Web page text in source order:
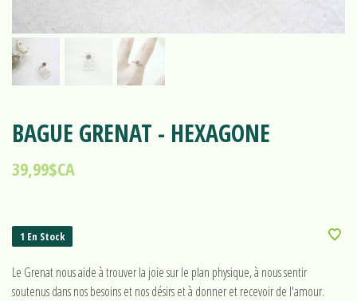
BAGUE GRENAT - HEXAGONE
39,99$CA
1 En Stock
Le Grenat nous aide à trouver la joie sur le plan physique, à nous sentir
soutenus dans nos besoins et nos désirs et à donner et recevoir de l'amour.